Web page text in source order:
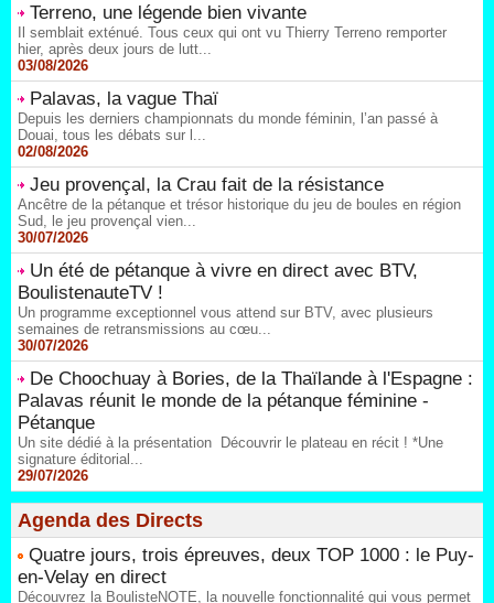
Terreno, une légende bien vivante
Il semblait exténué. Tous ceux qui ont vu Thierry Terreno remporter
hier, après deux jours de lutt...
03/08/2026
Palavas, la vague Thaï
Depuis les derniers championnats du monde féminin, l’an passé à
Douai, tous les débats sur l...
02/08/2026
Jeu provençal, la Crau fait de la résistance
Ancêtre de la pétanque et trésor historique du jeu de boules en région
Sud, le jeu provençal vien...
30/07/2026
Un été de pétanque à vivre en direct avec BTV,
BoulistenauteTV !
Un programme exceptionnel vous attend sur BTV, avec plusieurs
semaines de retransmissions au cœu...
30/07/2026
De Choochuay à Bories, de la Thaïlande à l'Espagne :
Palavas réunit le monde de la pétanque féminine -
Pétanque
Un site dédié à la présentation Découvrir le plateau en récit ! *Une
signature éditorial...
29/07/2026
Agenda des Directs
Quatre jours, trois épreuves, deux TOP 1000 : le Puy-
en-Velay en direct
Découvrez la BoulisteNOTE, la nouvelle fonctionnalité qui vous permet